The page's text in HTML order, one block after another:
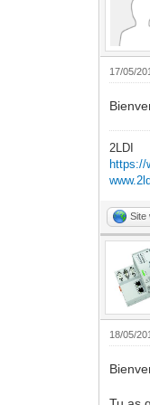
17/05/
2LDI
https://
Site
18/05/